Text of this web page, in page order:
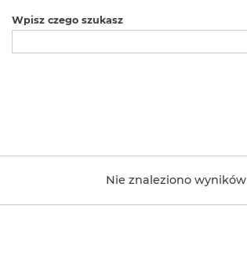
Wpisz czego szukasz
Nie znaleziono wyników